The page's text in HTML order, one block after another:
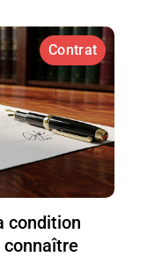
Contrat
condition
connaître